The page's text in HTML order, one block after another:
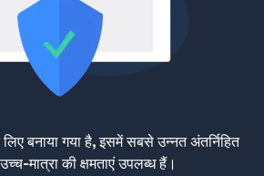
बनाया गया है, इसमें सबसे उन्नत अंतर्निहित
मात्रा की क्षमताएं उपलब्ध हैं।